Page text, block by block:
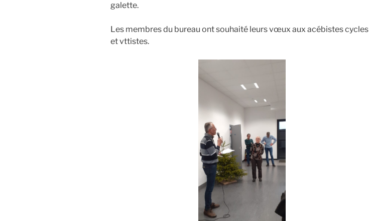
galette.
Les membres du bureau ont souhaité leurs vœux aux acébistes cycles
et vttistes.